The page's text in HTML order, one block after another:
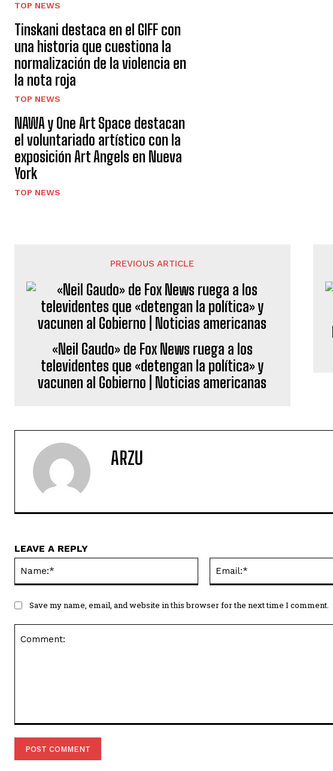
TOP NEWS
Tinskani destaca en el GIFF con
una historia que cuestiona la
normalización de la violencia en
la nota roja
TOP NEWS
NAWA y One Art Space destacan
el voluntariado artístico con la
exposición Art Angels en Nueva
York
TOP NEWS
PREVIOUS ARTICLE
«Neil Gaudo» de Fox News ruega a los
televidentes que «detengan la política» y
vacunen al Gobierno | Noticias americanas
ARZU
LEAVE A REPLY
Save my name, email, and website in this browser for the next time I comment.